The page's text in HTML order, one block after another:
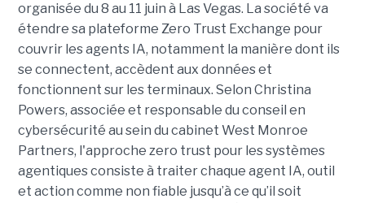
organisée du 8 au 11 juin à Las Vegas. La société va
étendre sa plateforme Zero Trust Exchange pour
couvrir les agents IA, notamment la manière dont ils
se connectent, accèdent aux données et
fonctionnent sur les terminaux. Selon Christina
Powers, associée et responsable du conseil en
cybersécurité au sein du cabinet West Monroe
Partners, l'approche zero trust pour les systèmes
agentiques consiste à traiter chaque agent IA, outil
et action comme non fiable jusqu’à ce qu’il soit